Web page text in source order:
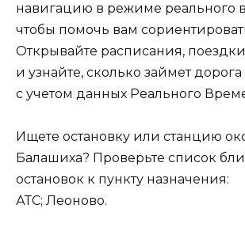
навигацию в режиме реального
чтобы помочь вам
Открывайте расписания,
и узнайте, сколько займет
с учетом данных Реального
Ищете остановку или станцию
Балашиха? Проверьте список
остановок к пункту назначения:
АТС; Леоново.